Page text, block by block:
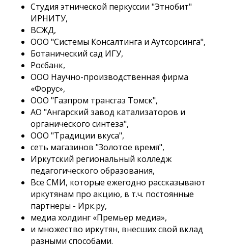
Студия этнической перкуссии "Этнобит"
ИРНИТУ,
ВСЖД,
ООО "Системы Консалтинга и Аутсорсинга",
Ботанический сад ИГУ,
Росбанк,
ООО Научно-производственная фирма
«Форус»,
ООО "Газпром трансгаз Томск",
АО "Ангарский завод катализаторов и
органического синтеза",
ООО "Традиции вкуса",
сеть магазинов "Золотое время",
Иркутский региональный колледж
педагогического образования,
Все СМИ, которые ежегодно рассказывают
иркутянам про акцию, в т.ч. постоянные
партнеры - Ирк.ру,
медиа холдинг «Премьер медиа»,
и множество иркутян, внесших свой вклад
разными способами.